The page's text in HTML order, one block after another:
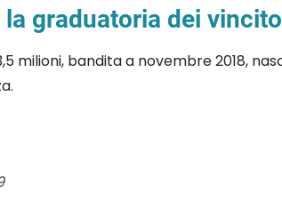
graduatoria dei
milioni, bandita a novembre 2018,